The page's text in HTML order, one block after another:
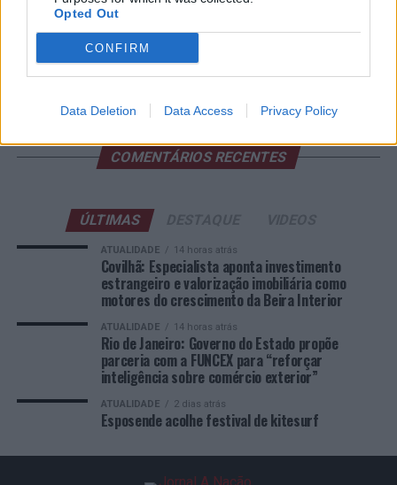
Opted Out
CONFIRM
Data Deletion Data Access Privacy Policy
Cinco projetos de Cascais finalistas em iniciativa europeia
EMEC celebra a conclusão de mais um Curso de
COMENTÁRIOS RECENTES
ÚLTIMAS
ATUALIDADE 14 horas atrás
Covilhã: Especialista aponta investimento
estrangeiro e valorização imobiliária como
motores do crescimento da Beira Interior
ATUALIDADE 14 horas atrás
Rio de Janeiro: Governo do Estado propõe
parceria com a FUNCEX para “reforçar
inteligência sobre comércio exterior”
ATUALIDADE 2 dias atrás
Esposende acolhe festival de kitesurf